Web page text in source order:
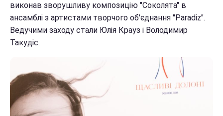
виконав зворушливу композицію "Соколята" в
ансамблі з артистами творчого об'єднання "Paradiz".
Ведучими заходу стали Юлія Крауз і Володимир
Такудіс.